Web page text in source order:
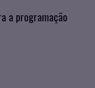
a programação